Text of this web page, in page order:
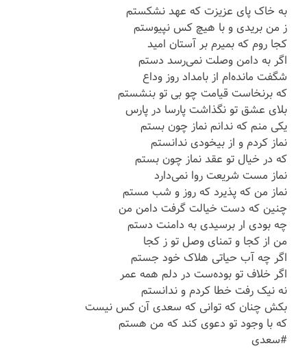
به خاک پای عزیزت که عهد نشکستم
ز من بریدی و با هیچ کس نپیوستم
کجا روم که بمیرم بر آستان امید
اگر به دامن وصلت نمی‌رسد دستم
شگفت مانده‌ام از بامداد روز وداع
که برنخاست قیامت چو بی تو بنشستم
بلای عشق تو نگذاشت پارسا در پارس
یکی منم که ندانم نماز چون بستم
نماز کردم و از بیخودی ندانستم
که در خیال تو عقد نماز چون بستم
نماز مست شریعت روا نمی‌دارد
نماز من که پذیرد که روز و شب مستم
چنین که دست خیالت گرفت دامن من
چه بودی ار برسیدی به دامنت دستم
من از کجا و تمنای وصل تو ز کجا
اگر چه آب حیاتی هلاک خود جستم
اگر خلاف تو بوده‌ست در دلم همه عمر
نه نیک رفت خطا کردم و ندانستم
بکش چنان که توانی که سعدی آن کس نیست
که با وجود تو دعوی کند که من هستم
#سعدی